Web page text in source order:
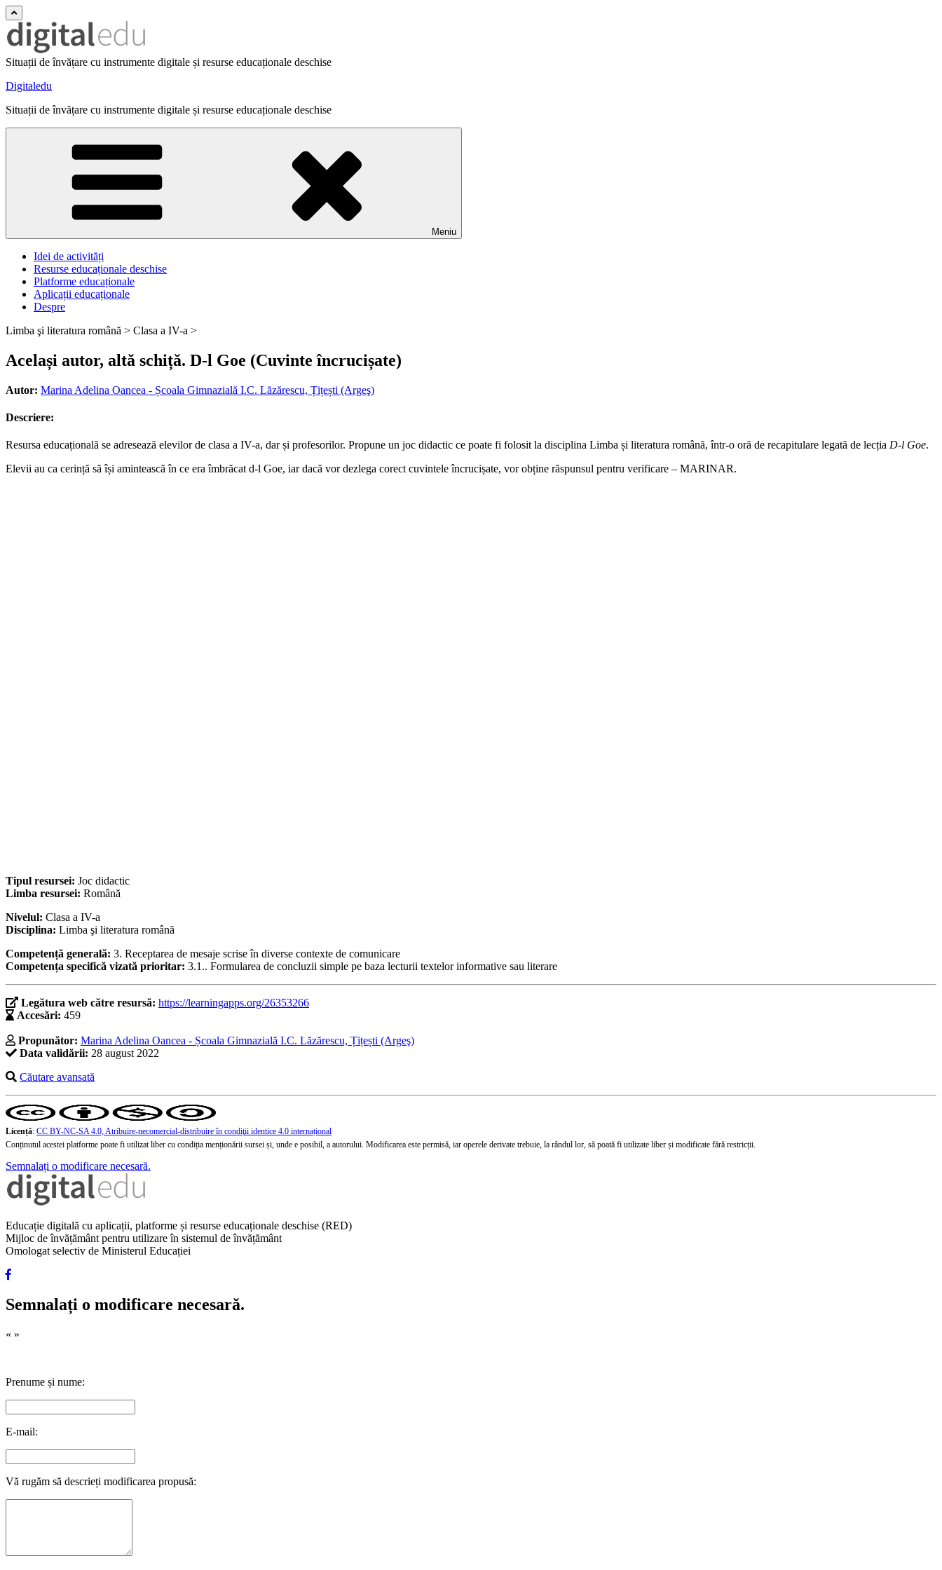
Situații de învățare cu instrumente digitale și resurse educaționale deschise
Digitaledu
Situații de învățare cu instrumente digitale și resurse educaționale deschise
Meniu
Idei de activități
Resurse educaționale deschise
Platforme educaționale
Aplicații educaționale
Despre
Limba şi literatura română > Clasa a IV-a >
Același autor, altă schiță. D-l Goe (Cuvinte încrucișate)
Autor: Marina Adelina Oancea - Școala Gimnazială I.C. Lăzărescu, Țițești (Argeş)
Descriere:
Resursa educațională se adresează elevilor de clasa a IV-a, dar și profesorilor. Propune un joc didactic ce poate fi folosit la disciplina Limba și literatura română, într-o oră de recapitulare legată de lecția D-l Goe.
Elevii au ca cerință să își amintească în ce era îmbrăcat d-l Goe, iar dacă vor dezlega corect cuvintele încrucișate, vor obține răspunsul pentru verificare – MARINAR.
Tipul resursei: Joc didactic
Limba resursei: Română
Nivelul: Clasa a IV-a
Disciplina: Limba şi literatura română
Competență generală: 3. Receptarea de mesaje scrise în diverse contexte de comunicare
Competența specifică vizată prioritar: 3.1.. Formularea de concluzii simple pe baza lecturii textelor informative sau literare
Legătura web către resursă: https://learningapps.org/26353266
Accesări: 459
Propunător: Marina Adelina Oancea - Școala Gimnazială I.C. Lăzărescu, Țițești (Argeş)
Data validării: 28 august 2022
Căutare avansată
Licență: CC BY-NC-SA 4.0, Atribuire-necomercial-distribuire în condiţii identice 4.0 internațional
Conținutul acestei platforme poate fi utilizat liber cu condiția menționării sursei și, unde e posibil, a autorului. Modificarea este permisă, iar operele derivate trebuie, la rândul lor, să poată fi utilizate liber și modificate fără restricții.
Semnalați o modificare necesară.
Educație digitală cu aplicații, platforme și resurse educaționale deschise (RED)
Mijloc de învățământ pentru utilizare în sistemul de învățământ
Omologat selectiv de Ministerul Educației
Semnalați o modificare necesară.
« »
Prenume și nume:
E-mail:
Vă rugăm să descrieți modificarea propusă: